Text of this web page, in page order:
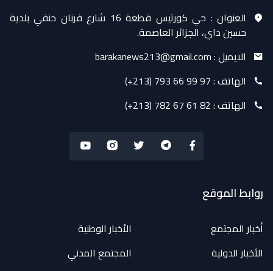
العنوان :
حي كورتيس قطعة 16 شارع فرنان حنفي بلدية
حسين داي، الجزائر العاصمة.
الايميل :barakanews213@gmail.com
الهاتف :(+213) 793 66 99 97
الهاتف :(+213) 782 67 61 82
روابط الموقع
أخبار المجتمع
الأخبار الوطنية
الأخبار الدولية
المجتمع المدني